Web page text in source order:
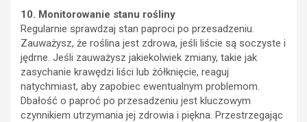
10. Monitorowanie stanu rośliny
Regularnie sprawdzaj stan paproci po przesadzeniu.
Zauważysz, że roślina jest zdrowa, jeśli liście są soczyste i
jędrne. Jeśli zauważysz jakiekolwiek zmiany, takie jak
zasychanie krawędzi liści lub żółknięcie, reaguj
natychmiast, aby zapobiec ewentualnym problemom.
Dbałość o paproć po przesadzeniu jest kluczowym
czynnikiem utrzymania jej zdrowia i piękna. Przestrzegając